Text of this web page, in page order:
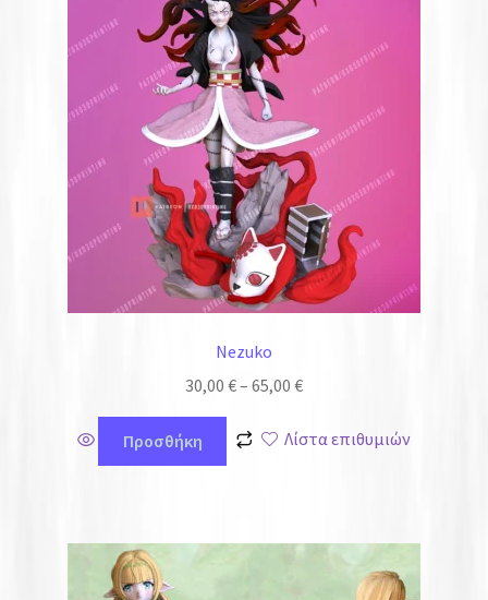
Nezuko
30,00 €– 65,00 €
Προσθήκη Λίστα επιθυμιών